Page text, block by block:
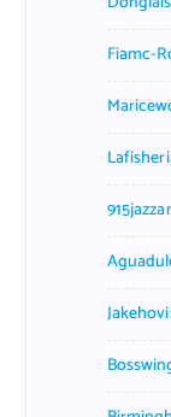
Fiamc-